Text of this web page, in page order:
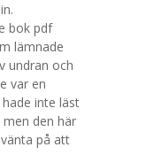
bok pdf
lämnade
undran och
var en
inte läst
men den här
på att